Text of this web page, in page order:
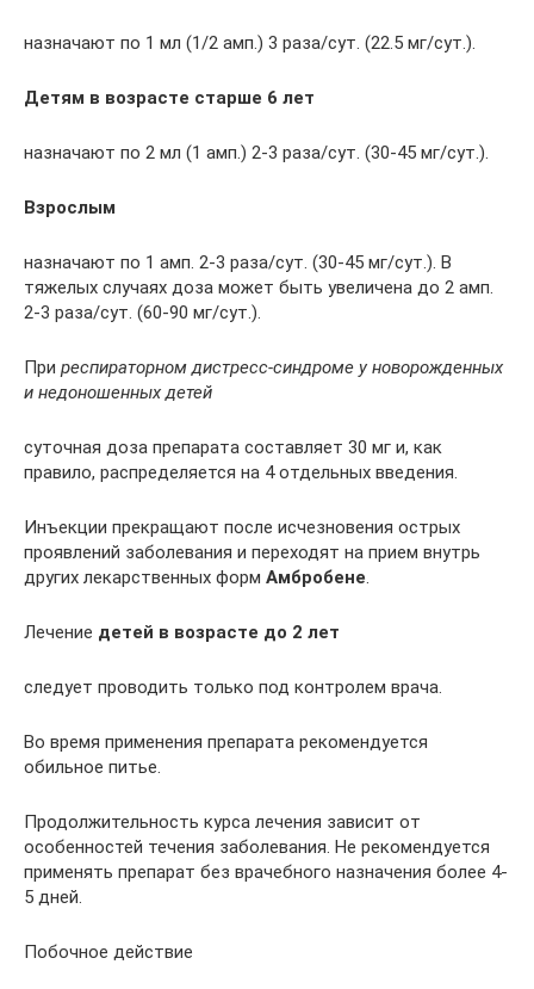
назначают по 1 мл (1/2 амп.) 3 раза/сут. (22.5 мг/сут.).
Детям в возрасте старше 6 лет
назначают по 2 мл (1 амп.) 2-3 раза/сут. (30-45 мг/сут.).
Взрослым
назначают по 1 амп. 2-3 раза/сут. (30-45 мг/сут.). В
тяжелых случаях доза может быть увеличена до 2 амп.
2-3 раза/сут. (60-90 мг/сут.).
При респираторном дистресс-синдроме у новорожденных
и недоношенных детей
суточная доза препарата составляет 30 мг и, как
правило, распределяется на 4 отдельных введения.
Инъекции прекращают после исчезновения острых
проявлений заболевания и переходят на прием внутрь
других лекарственных форм Амбробене.
Лечение детей в возрасте до 2 лет
следует проводить только под контролем врача.
Во время применения препарата рекомендуется
обильное питье.
Продолжительность курса лечения зависит от
особенностей течения заболевания. Не рекомендуется
применять препарат без врачебного назначения более 4-
5 дней.
Побочное действие